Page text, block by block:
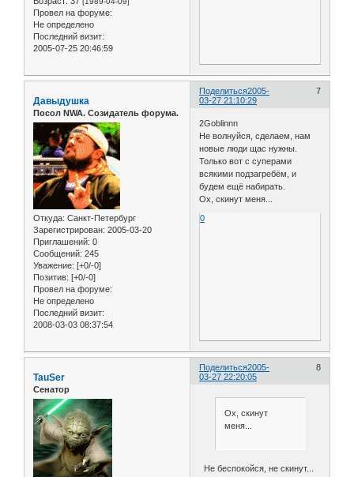
Провел на форуме:
Не определено
Последний визит:
2005-07-25 20:46:59
Поделиться 7
2005-
03-27 21:10:29
Давыдушка
Посол NWA. Созидатель форума.
Откуда: Санкт-Петербург
Зарегистрирован: 2005-03-20
Приглашений: 0
Сообщений: 245
Уважение: [+0/-0]
Позитив: [+0/-0]
Провел на форуме:
Не определено
Последний визит:
2008-03-03 08:37:54
2Goblinnn
Не волнуйся, сделаем, нам
новые люди щас нужны.
Только вот с суперами
всякими подзагребём, и
будем ещё набирать.
Ох, скинут меня...
0
Поделиться 8
2005-
03-27 22:20:05
TauSer
Сенатор
Ох, скинут
меня...
Не беспокойся, не скинут...